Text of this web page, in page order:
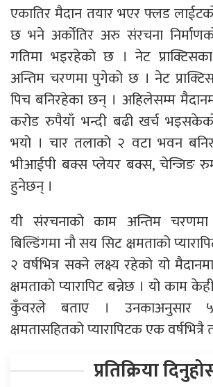
एकातिर मैदान तयार भएर फ्लड
छ भने अर्कोतिर अरु संरचना
गतिमा भइरहेको छ । नेट
अन्तिम चरणमा पुगेको छ । नेट
पिच बनिरहेका छन् । अहिलेसम्म
करोड रुपैयाँ भन्दी बढी खर्च
भयो । चार तलाको २ वटा भवन
भीआईपी बक्स प्लेयर बक्स, चेन्जिङ
हुनेछन् ।
यी संरचनाको काम अन्तिम
बिल्डिंगमा नौ सय सिट क्षमताको
२ वर्षभित्र सक्ने लक्ष्य रहेको यो
क्षमताको प्यारापिट बन्नेछ । यो काम
कुँवरले बताए । उनकाअनुसार
क्षमतासहितको प्यारापिटक एक
प्रतिक्रिया